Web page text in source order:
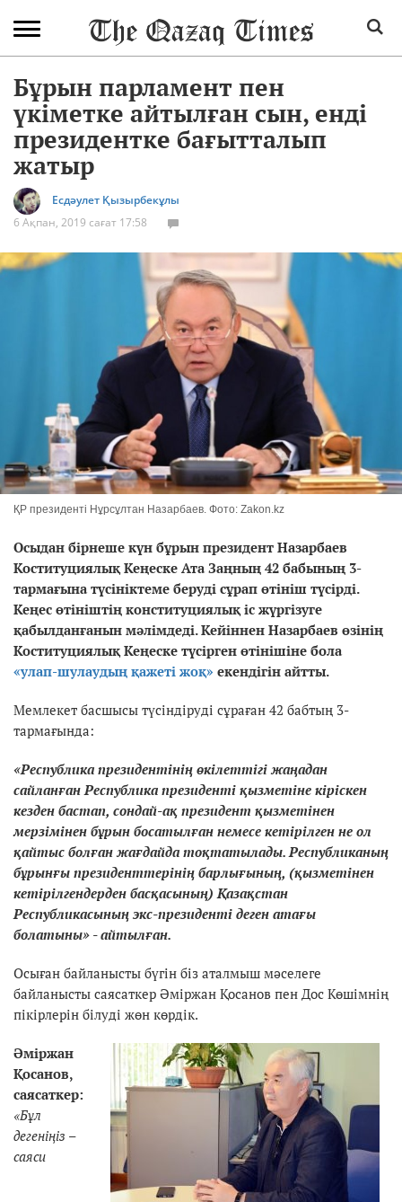
Бұрын парламент пен
үкіметке айтылған сын, енді
президентке бағытталып
жатыр
Есдәулет Қызырбекұлы
6 Ақпан, 2019 сағат 17:58
ҚР президенті Нұрсұлтан Назарбаев. Фото: Zakon.kz
Осыдан бірнеше күн бұрын президент Назарбаев
Коституциялық Кеңеске Ата Заңның 42 бабының 3-
тармағына түсініктеме беруді сұрап өтініш түсірді.
Кеңес өтініштің конституциялық іс жүргізуге
қабылданғанын мәлімдеді. Кейіннен Назарбаев өзінің
Коституциялық Кеңеске түсірген өтінішіне бола
«улап-шулаудың қажеті жоқ» екендігін айтты.
Мемлекет басшысы түсіндіруді сұраған 42 бабтың 3-
тармағында:
«Республика президентiнiң өкiлеттiгi жаңадан
сайланған Республика президентi қызметiне кiрiскен
кезден бастап, сондай-ақ президент қызметiнен
мерзiмiнен бұрын босатылған немесе кетiрiлген не ол
қайтыс болған жағдайда тоқтатылады. Республиканың
бұрынғы президенттерiнiң барлығының, (қызметiнен
кетiрiлгендерден басқасының) Қазақстан
Республикасының экс-президентi деген атағы
болатыны» - айтылған.
Осыған байланысты бүгін біз аталмыш мәселеге
байланысты саясаткер Әміржан Қосанов пен Дос Көшімнің
пікірлерін білуді жөн көрдік.
Әміржан
Қосанов,
саясаткер:
«Бұл
дегеніңіз –
саяси